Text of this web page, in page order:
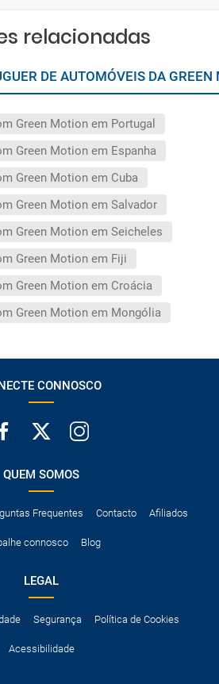
relacionadas
DE AUTOMÓVEIS DA
Green Motion em Portugal
Green Motion em Espanha
Green Motion em Cuba
Green Motion em Salvador
Green Motion em Seicheles
Green Motion em Fiji
Green Motion em Croácia
Green Motion em Mongólia
CONNOSCO
QUEM SOMOS
Frequentes Contacto Afiliados
connosco Blog
LEGAL
Segurança Política de Cookies
Acessibilidade